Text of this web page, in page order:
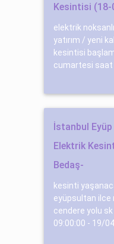
Kesintisi
elektrik
yatırım / yeni
kesintisi
cumartesi saat
İstanbul
Elektrik
Bedaş-
kesinti
eyüpsultan ilce
cendere yolu
09:00:00 - 19/